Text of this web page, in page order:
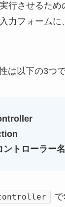
行させるため
力フォームに、
は以下の3つで
ントローラー